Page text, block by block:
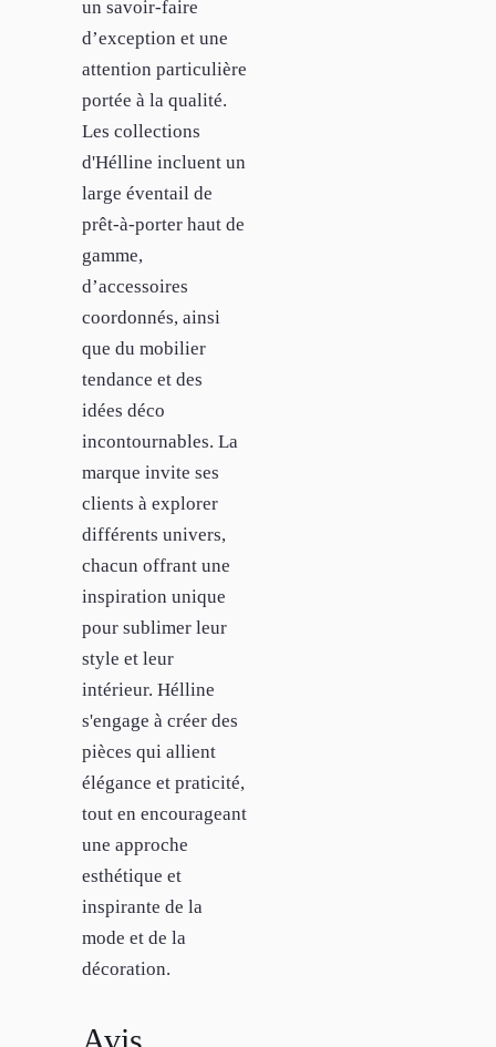
un savoir-faire
d’exception et une
attention particulière
portée à la qualité.
Les collections
d'Hélline incluent un
large éventail de
prêt-à-porter haut de
gamme,
d’accessoires
coordonnés, ainsi
que du mobilier
tendance et des
idées déco
incontournables. La
marque invite ses
clients à explorer
différents univers,
chacun offrant une
inspiration unique
pour sublimer leur
style et leur
intérieur. Hélline
s'engage à créer des
pièces qui allient
élégance et praticité,
tout en encourageant
une approche
esthétique et
inspirante de la
mode et de la
décoration.